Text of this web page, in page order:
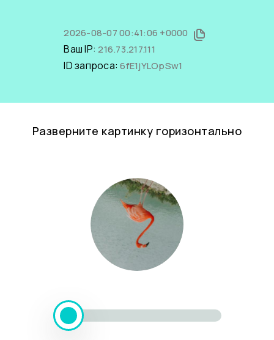
2026-08-07 00:41:06 +0000
Ваш IP:216.73.217.111
ID запроса:6fE1jYLOpSw1
Разверните картинку горизонтально